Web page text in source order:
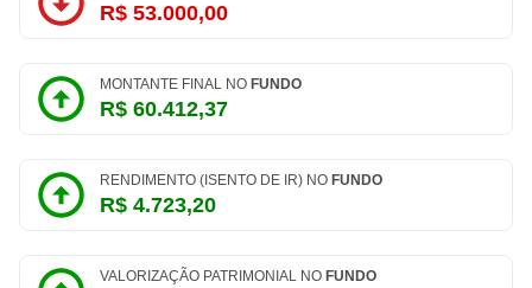
R$ 53.000,00
MONTANTE FINAL NO FUNDO
R$ 60.412,37
RENDIMENTO (ISENTO DE IR) NO FUNDO
R$ 4.723,20
VALORIZAÇÃO PATRIMONIAL NO FUNDO